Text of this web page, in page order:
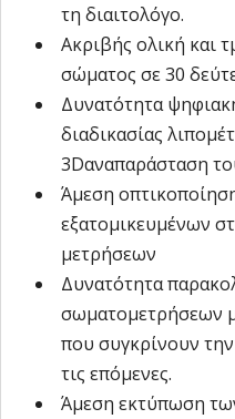
τη διαιτολόγο.
Ακριβής ολική και
σώματος σε 30
Δυνατότητα
διαδικασίας
3Dαναπαράσταση
Άμεση
εξατομικευμένων
μετρήσεων
Δυνατότητα
σωματομετρήσεων
που συγκρίνουν
τις επόμενες.
Άμεση εκτύπωση